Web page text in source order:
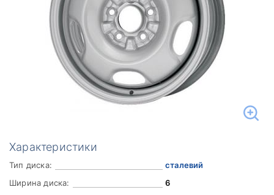
Характеристики
Тип диска:
сталевий
Ширина диска:
6